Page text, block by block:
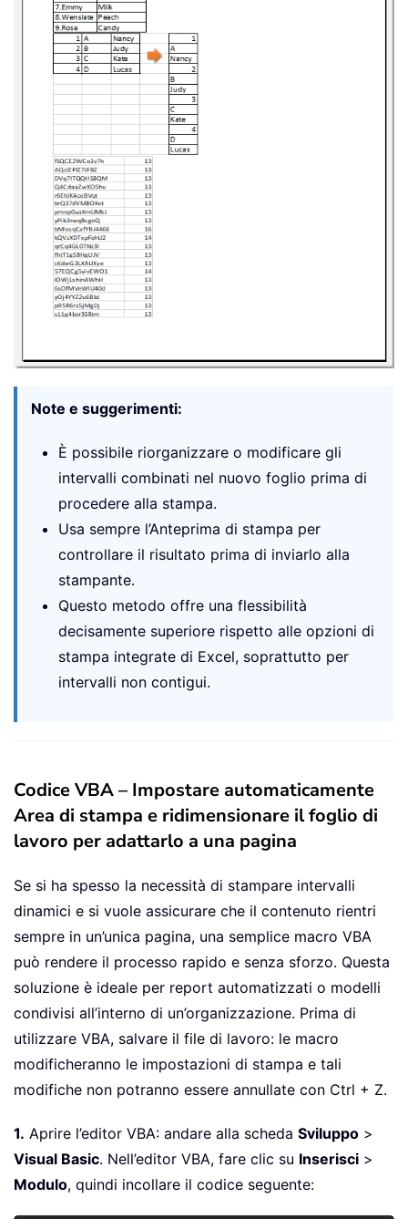
Note e suggerimenti:
È possibile riorganizzare o modificare gli
intervalli combinati nel nuovo foglio prima di
procedere alla stampa.
Usa sempre l’Anteprima di stampa per
controllare il risultato prima di inviarlo alla
stampante.
Questo metodo offre una flessibilità
decisamente superiore rispetto alle opzioni di
stampa integrate di Excel, soprattutto per
intervalli non contigui.
Codice VBA – Impostare automaticamente
Area di stampa e ridimensionare il foglio di
lavoro per adattarlo a una pagina
Se si ha spesso la necessità di stampare intervalli
dinamici e si vuole assicurare che il contenuto rientri
sempre in un’unica pagina, una semplice macro VBA
può rendere il processo rapido e senza sforzo. Questa
soluzione è ideale per report automatizzati o modelli
condivisi all’interno di un’organizzazione. Prima di
utilizzare VBA, salvare il file di lavoro: le macro
modificheranno le impostazioni di stampa e tali
modifiche non potranno essere annullate con Ctrl + Z.
1. Aprire l’editor VBA: andare alla scheda Sviluppo >
Visual Basic. Nell’editor VBA, fare clic su Inserisci >
Modulo, quindi incollare il codice seguente: